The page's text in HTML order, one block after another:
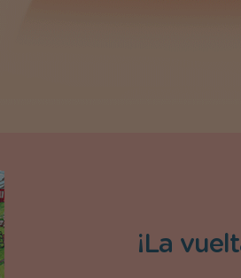
¡La